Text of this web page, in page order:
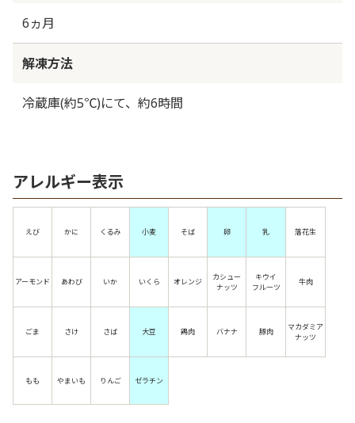
6ヵ月
解凍方法
冷蔵庫(約5℃)にて、約6時間
アレルギー表示
えび かに くるみ 小麦 そば 卵 乳 落花生
アーモンド あわび いか いくら オレンジ
カシュー
ナッツ
キウイ
フルーツ
牛肉
ごま さけ さば 大豆 鶏肉 バナナ 豚肉
マカダミア
ナッツ
もも やまいも りんご ゼラチン